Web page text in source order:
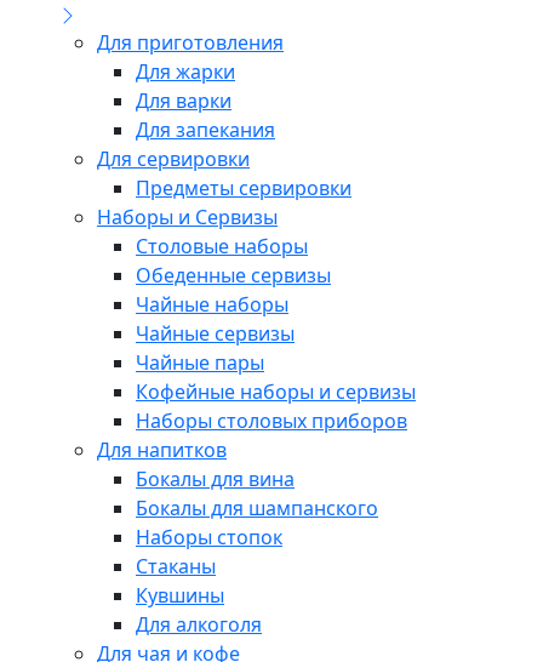
Для приготовления
Для жарки
Для варки
Для запекания
Для сервировки
Предметы сервировки
Наборы и Сервизы
Столовые наборы
Обеденные сервизы
Чайные наборы
Чайные сервизы
Чайные пары
Кофейные наборы и сервизы
Наборы столовых приборов
Для напитков
Бокалы для вина
Бокалы для шампанского
Наборы стопок
Стаканы
Кувшины
Для алкоголя
Для чая и кофе